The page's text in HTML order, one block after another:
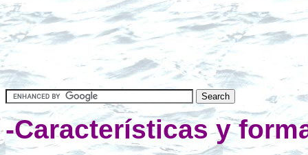
-Características y